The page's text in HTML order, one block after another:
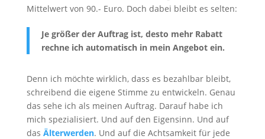
Mittelwert von 90.- Euro. Doch dabei bleibt es selten:
Je größer der Auftrag ist, desto mehr Rabatt
rechne ich automatisch in mein Angebot ein.
Denn ich möchte wirklich, dass es bezahlbar bleibt,
schreibend die eigene Stimme zu entwickeln. Genau
das sehe ich als meinen Auftrag. Darauf habe ich
mich spezialisiert. Und auf den Eigensinn. Und auf
das Älterwerden. Und auf die Achtsamkeit für jede